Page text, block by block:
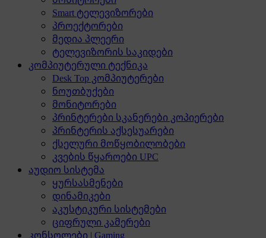
Smart ტელევიზორები
პროექტორები
მედია პლეერი
ტელევიზორის საკიდები
კომპიუტერული ტექნიკა
Desk Top კომპიუტერები
ნოუთბუქები
მონიტორები
პრინტერები სკანერები კოპიერები
პრინტერის აქსესუარები
ქსელური მოწყობილობები
კვების წყაროები UPC
აუდიო სისტემა
ყურსასმენები
დინამიკები
აკუსტიკური სისტემები
ციფრული კამერები
კონსოლები | Gaming